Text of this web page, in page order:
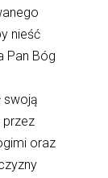
nieść
Pan Bóg
swoją
przez
oraz